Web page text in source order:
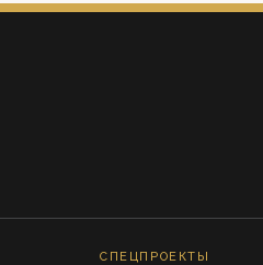
СПЕЦПРОЕКТЫ